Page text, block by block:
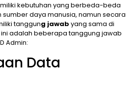
kebutuhan yang berbeda-beda
daya manusia, namun secara
tanggung jawab yang sama di
adalah beberapa tanggung jawab
Admin:
Data